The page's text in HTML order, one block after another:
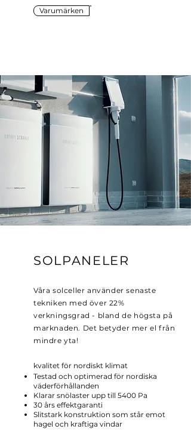
Varumärken
SOLPANELER
Våra solceller använder senaste
tekniken med över 22%
verkningsgrad - bland de högsta på
marknaden. Det betyder mer el från
mindre yta!
kvalitet för nordiskt klimat
Testad och optimerad för nordiska
väderförhållanden
Klarar snölaster upp till 5400 Pa
30 års effektgaranti
Slitstark konstruktion som står emot
hagel och kraftiga vindar